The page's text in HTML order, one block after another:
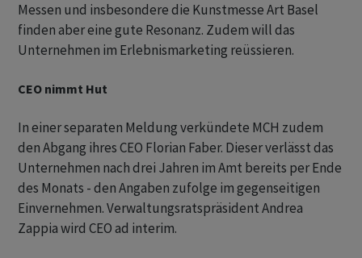
Messen und insbesondere die Kunstmesse Art Basel
finden aber eine gute Resonanz. Zudem will das
Unternehmen im Erlebnismarketing reüssieren.
CEO nimmt Hut
In einer separaten Meldung verkündete MCH zudem
den Abgang ihres CEO Florian Faber. Dieser verlässt das
Unternehmen nach drei Jahren im Amt bereits per Ende
des Monats - den Angaben zufolge im gegenseitigen
Einvernehmen. Verwaltungsratspräsident Andrea
Zappia wird CEO ad interim.